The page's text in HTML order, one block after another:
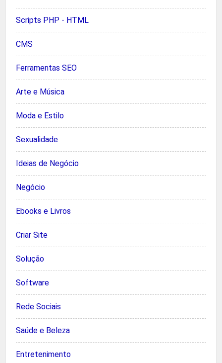
Scripts PHP - HTML
CMS
Ferramentas SEO
Arte e Música
Moda e Estilo
Sexualidade
Ideias de Negócio
Negócio
Ebooks e Livros
Criar Site
Solução
Software
Rede Sociais
Saúde e Beleza
Entretenimento